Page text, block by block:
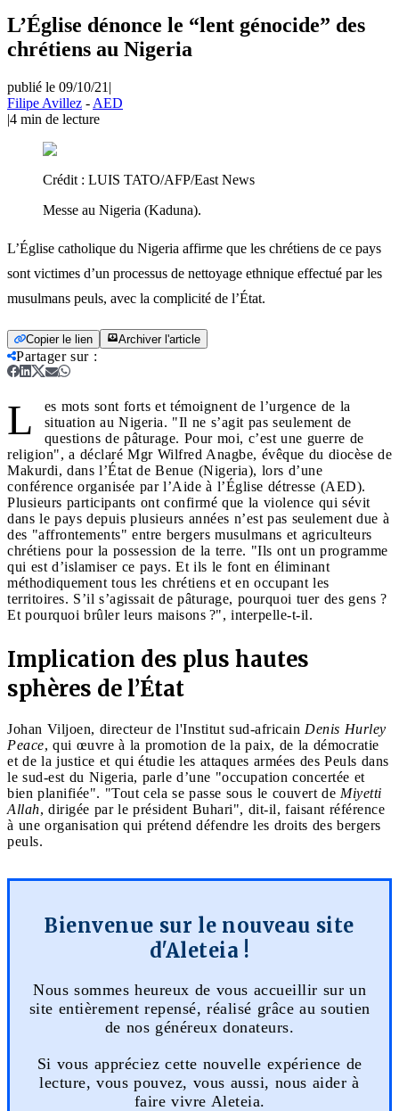
L’Église dénonce le “lent génocide” des
chrétiens au Nigeria
publié le 09/10/21 |
Filipe Avillez - AED
|4 min de lecture
Crédit : LUIS TATO/AFP/East News
Messe au Nigeria (Kaduna).
L’Église catholique du Nigeria affirme que les chrétiens de ce pays
sont victimes d’un processus de nettoyage ethnique effectué par les
musulmans peuls, avec la complicité de l’État.
Copier le lien Archiver l'article
Partager sur:
L
es mots sont forts et témoignent de l’urgence de la
situation au Nigeria. "Il ne s’agit pas seulement de
questions de pâturage. Pour moi, c’est une guerre de
religion", a déclaré Mgr Wilfred Anagbe, évêque du diocèse de
Makurdi, dans l’État de Benue (Nigeria), lors d’une
conférence organisée par l’Aide à l’Église détresse (AED).
Plusieurs participants ont confirmé que la violence qui sévit
dans le pays depuis plusieurs années n’est pas seulement due à
des "affrontements" entre bergers musulmans et agriculteurs
chrétiens pour la possession de la terre. "Ils ont un programme
qui est d’islamiser ce pays. Et ils le font en éliminant
méthodiquement tous les chrétiens et en occupant les
territoires. S’il s’agissait de pâturage, pourquoi tuer des gens ?
Et pourquoi brûler leurs maisons ?", interpelle-t-il.
Implication des plus hautes
sphères de l’État
Johan Viljoen, directeur de l'Institut sud-africain Denis Hurley
Peace, qui œuvre à la promotion de la paix, de la démocratie
et de la justice et qui étudie les attaques armées des Peuls dans
le sud-est du Nigeria, parle d’une "occupation concertée et
bien planifiée". "Tout cela se passe sous le couvert de Miyetti
Allah, dirigée par le président Buhari", dit-il, faisant référence
à une organisation qui prétend défendre les droits des bergers
peuls.
Bienvenue sur le nouveau site
d'Aleteia !
Nous sommes heureux de vous accueillir sur un
site entièrement repensé, réalisé grâce au soutien
de nos généreux donateurs.
Si vous appréciez cette nouvelle expérience de
lecture, vous pouvez, vous aussi, nous aider à
faire vivre Aleteia.